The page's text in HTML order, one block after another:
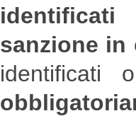
sanzione